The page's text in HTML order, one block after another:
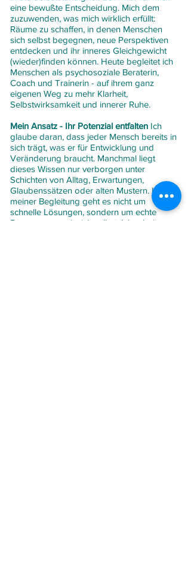
eine bewußte Entscheidung. Mich dem
zuzuwenden, was mich wirklich erfüllt:
Räume zu schaffen, in denen Menschen
sich selbst begegnen, neue Perspektiven
entdecken und ihr inneres Gleichgewicht
(wieder)finden können. Heute begleitet ich
Menschen als psychosoziale Beraterin,
Coach und Trainerin - auf ihrem ganz
eigenen Weg zu mehr Klarheit,
Selbstwirksamkeit und innerer Ruhe.
Mein Ansatz - Ihr Potenzial entfalten Ich
glaube daran, dass jeder Mensch bereits in
sich trägt, was er für Entwicklung und
Veränderung braucht. Manchmal liegt
dieses Wissen nur verborgen unter
Schichten von Alltag, Erwartungen,
Glaubenssätzen oder alten Mustern. In
meiner Begleitung geht es nicht um
schnelle Lösungen, sondern um echte
Begegnung - mit sich selbst. Ich arbeite